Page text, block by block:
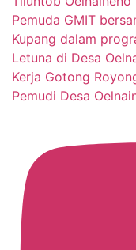
Kerja Gotong
Pemudi Desa